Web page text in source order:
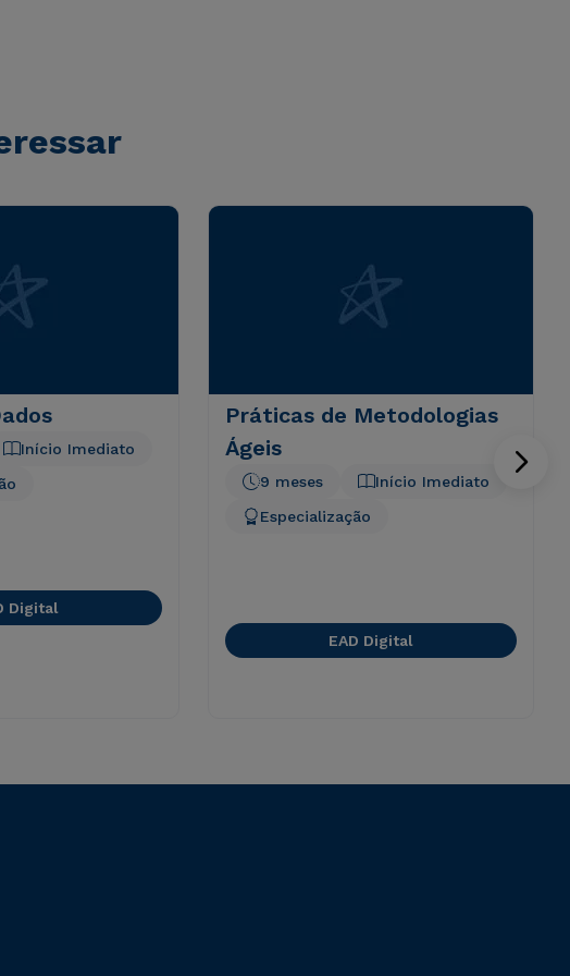
Início Imediato
Digital
Práticas de Metodologias
Ágeis
Início Imediato
9 meses
Especialização
EAD Digital